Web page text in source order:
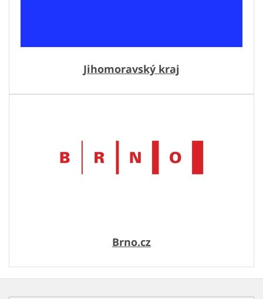
Jihomoravský kraj
Brno.cz